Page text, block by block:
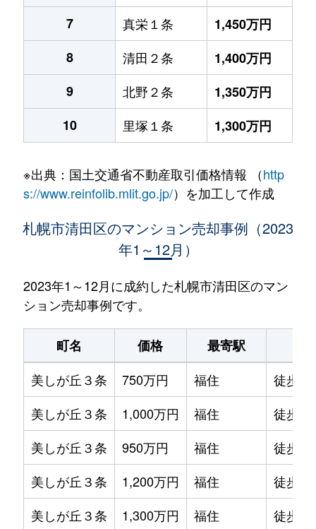
7
真栄１条
1,450万円
8
清田２条
1,400万円
9
北野２条
1,350万円
10
里塚１条 1,300万円
※出典：国土交通省不動産取引価格情報 （http
s://www.reinfolib.mlit.go.jp/）を加工して作成
札幌市清田区のマンション売却事例（2023
年1～12月）
2023年1～12月に成約した札幌市清田区のマン
ション売却事例です。
町名 価格 最寄駅
美しが丘３条
750万円 福住
徒歩1
美しが丘３条
1,000万円 福住
徒歩1
美しが丘３条
950万円 福住
徒歩1
美しが丘３条
1,200万円 福住
徒歩1
美しが丘３条
1,300万円 福住
徒歩1